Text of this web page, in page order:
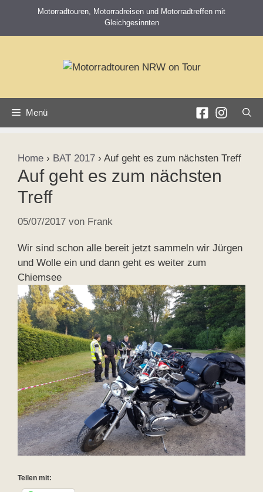
springen
Motorradtouren, Motorradreisen und Motorradtreffen mit
Gleichgesinnten
Menü
Home › BAT 2017 › Auf geht es zum nächsten Treff
Auf geht es zum nächsten
Treff
05/07/2017 von Frank
Wir sind schon alle bereit jetzt sammeln wir Jürgen
und Wolle ein und dann geht es weiter zum
Chiemsee
Teilen mit: